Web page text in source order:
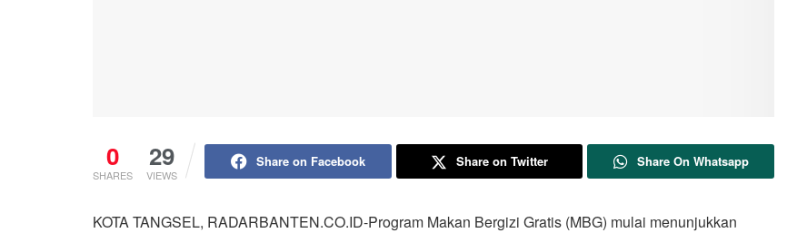
0
SHARES
29
VIEWS
Share on Facebook Share on Twitter Share On Whatsapp
KOTA TANGSEL, RADARBANTEN.CO.ID-Program Makan Bergizi Gratis (MBG) mulai menunjukkan